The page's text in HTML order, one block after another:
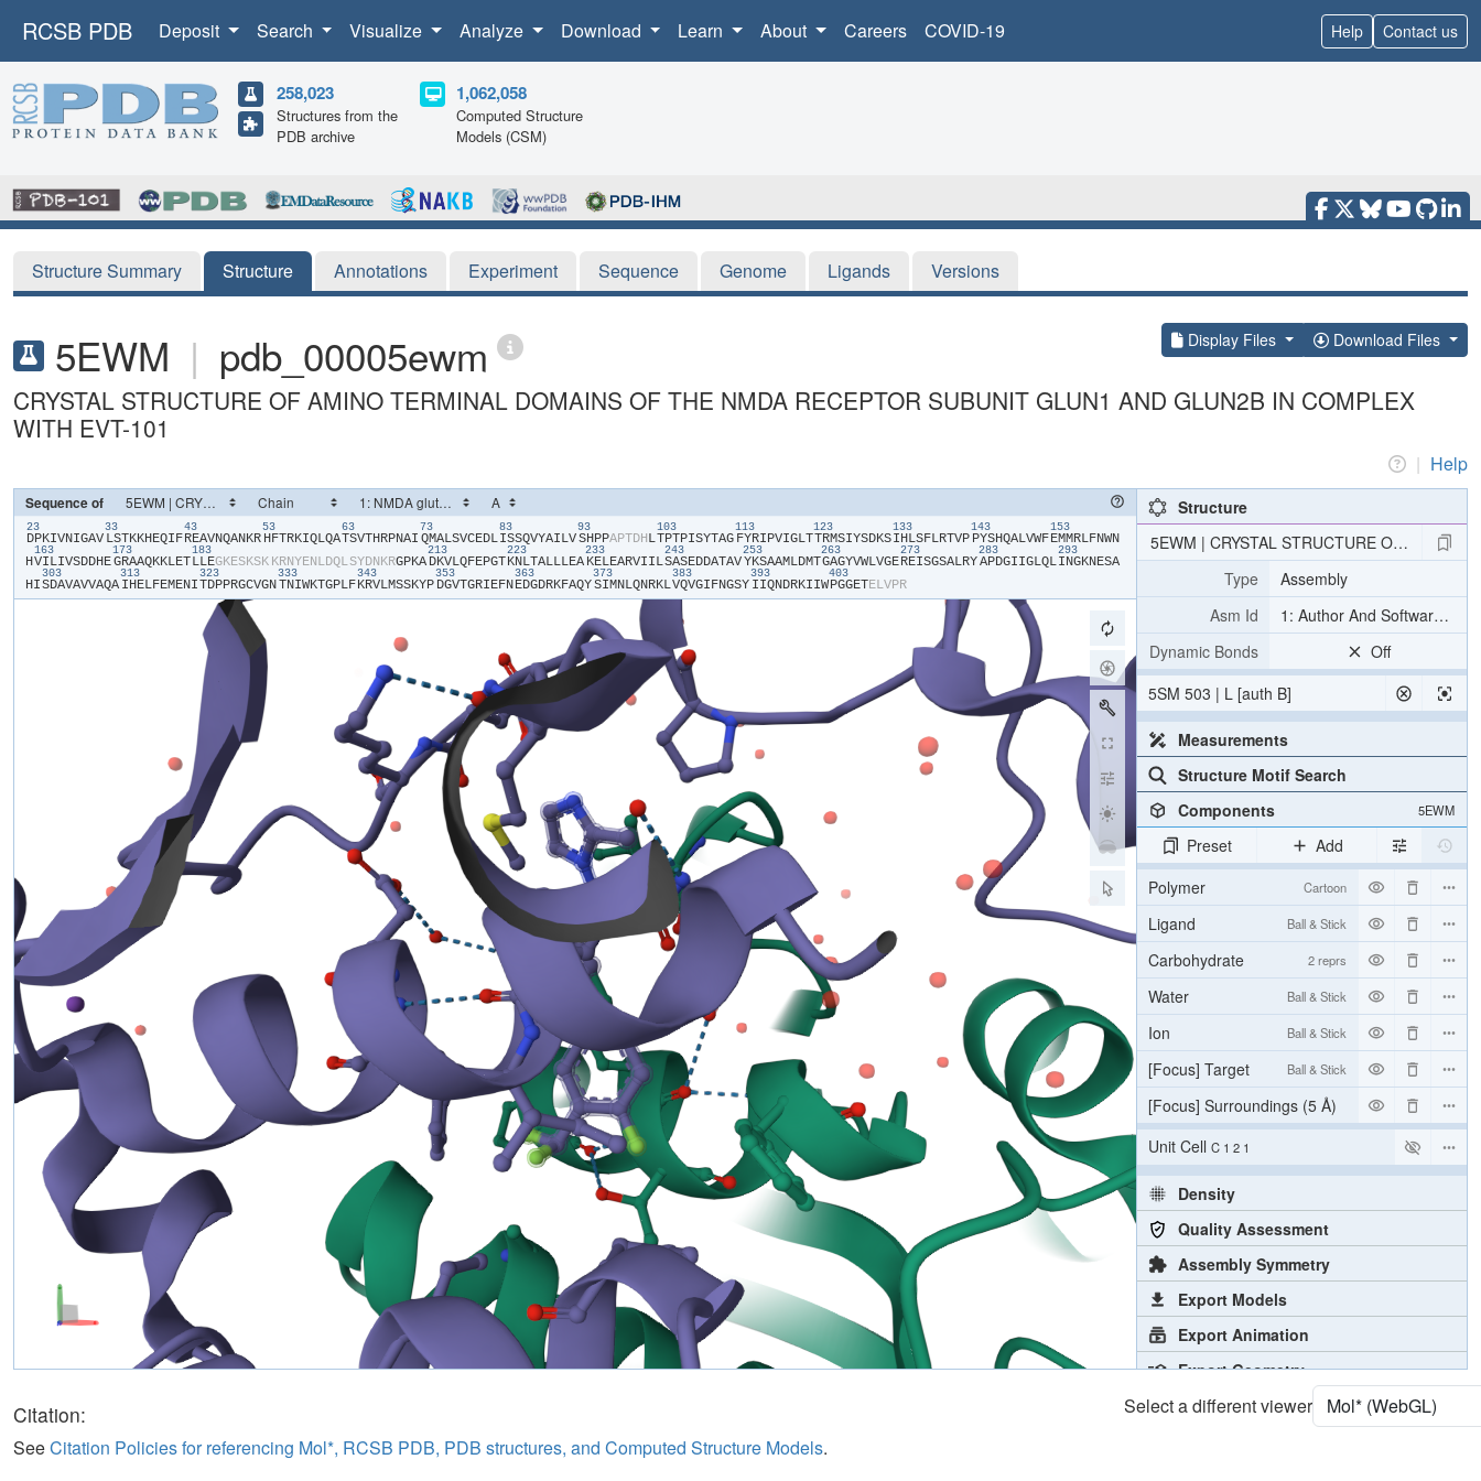
RCSB PDB Deposit Search Visualize Analyze Download Learn About Careers COVID-19 Help Contact us
258,023
Structures from the
PDB archive
1,062,058
Computed Structure
Models (CSM)
Structure Summary Structure Annotations Experiment Sequence Genome Ligands Versions
5EWM | pdb_00005ewm Display Files Download Files
CRYSTAL STRUCTURE OF AMINO TERMINAL DOMAINS OF THE NMDA RECEPTOR SUBUNIT GLUN1 AND GLUN2B IN COMPLEX
WITH EVT-101
| Help
Sequence of
23
​D​​P​​K​​I​​V​​N​​I​​G​​A​​V​
33
​L​​S​​T​​K​​K​​H​​E​​Q​​I​​F​
43
​R​​E​​A​​V​​N​​Q​​A​​N​​K​​R​
53
​H​​F​​T​​R​​K​​I​​Q​​L​​Q​​A​
63
​T​​S​​V​​T​​H​​R​​P​​N​​A​​I​
73
​Q​​M​​A​​L​​S​​V​​C​​E​​D​​L​
83
​I​​S​​S​​Q​​V​​Y​​A​​I​​L​​V​
93
​S​​H​​P​​P​​A​​P​​T​​D​​H​​L​
103
​T​​P​​T​​P​​I​​S​​Y​​T​​A​​G​
113
​F​​Y​​R​​I​​P​​V​​I​​G​​L​​T​
123
​T​​R​​M​​S​​I​​Y​​S​​D​​K​​S​
133
​I​​H​​L​​S​​F​​L​​R​​T​​V​​P​
143
​P​​Y​​S​​H​​Q​​A​​L​​V​​W​​F​
153
​E​​M​​M​​R​​L​​F​​N​​W​​N​
H​
163
​V​​I​​L​​I​​V​​S​​D​​D​​H​​E​
173
​G​​R​​A​​A​​Q​​K​​K​​L​​E​​T​
183
​L​​L​​E​​G​​K​​E​​S​​K​​S​​K​ ​K​​R​​N​​Y​​E​​N​​L​​D​​Q​​L​​S​​Y​​D​​N​​K​​R​​G​​P​​K​​A​
213
​D​​K​​V​​L​​Q​​F​​E​​P​​G​​T​
223
​K​​N​​L​​T​​A​​L​​L​​L​​E​​A​
233
​K​​E​​L​​E​​A​​R​​V​​I​​I​​L​
243
​S​​A​​S​​E​​D​​D​​A​​T​​A​​V​
253
​Y​​K​​S​​A​​A​​M​​L​​D​​M​​T​
263
​G​​A​​G​​Y​​V​​W​​L​​V​​G​​E​
273
​R​​E​​I​​S​​G​​S​​A​​L​​R​​Y​
283
​A​​P​​D​​G​​I​​I​​G​​L​​Q​​L​
293
​I​​N​​G​​K​​N​​E​​S​​A​
H​​I​
303
​S​​D​​A​​V​​A​​V​​V​​A​​Q​​A​
313
​I​​H​​E​​L​​F​​E​​M​​E​​N​​I​
323
​T​​D​​P​​P​​R​​G​​C​​V​​G​​N​
333
​T​​N​​I​​W​​K​​T​​G​​P​​L​​F​
343
​K​​R​​V​​L​​M​​S​​S​​K​​Y​​P​
353
​D​​G​​V​​T​​G​​R​​I​​E​​F​​N​
363
​E​​D​​G​​D​​R​​K​​F​​A​​Q​​Y​
373
​S​​I​​M​​N​​L​​Q​​N​​R​​K​​L​
383
​V​​Q​​V​​G​​I​​F​​N​​G​​S​​Y​
393
​I​​I​​Q​​N​​D​​R​​K​​I​​I​​W​
403
​P​​G​​G​​E​​T​​E​​L​​V​​P​​R​
Structure
5EWM | CRYSTAL STRUCTURE OF AMINO
Type
Assembly
Asm Id
1: Author And Software
Dynamic Bonds
Off
5SM 503 | L [auth B]
Measurements
Structure Motif Search
Components
5EWM
Preset
Add
Polymer
Cartoon
Ligand Ball & Stick
Carbohydrate 2 reprs
Water Ball & Stick
Ion Ball & Stick
[Focus] Target Ball & Stick
[Focus] Surroundings (5 Å)
Unit Cell C 1 2 1
Density
Quality Assessment
Assembly Symmetry
Export Models
Export Animation
Export Geometry
Citation:
SeeCitation Policies for referencing Mol*, RCSB PDB, PDB structures, and Computed Structure Models.
Select a different viewer